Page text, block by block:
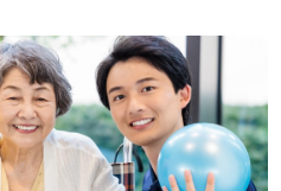
州グループ様、初の共同開発
』の一角に病院様がございま
に立ちたい』『今までの経
指したい』『環境を変えてチ
ャリアアップを実現したい』
の次のステージは『Happy